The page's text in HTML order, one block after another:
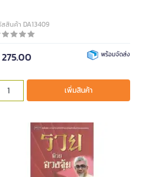
สินค้า DA13409
พร้อมจัดส่ง
เพิ่มสินค้า